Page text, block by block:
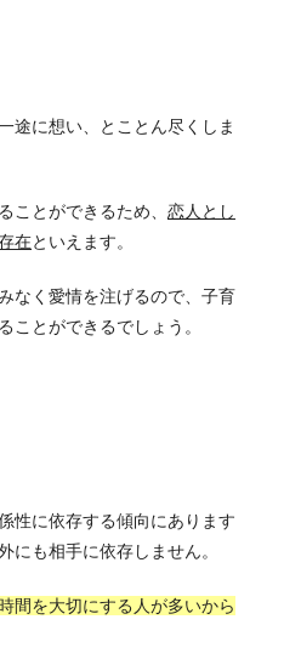
途に想い、とことん尽くしま
ことができるため、 恋人とし
在といえます。
なく愛情を注げるので、子育
ことができるでしょう。
性に依存する傾向にあります
にも相手に依存しません。
間を大切にする人が多いから